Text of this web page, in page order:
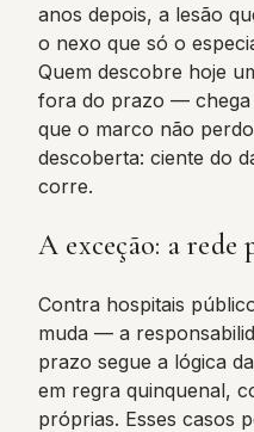
anos depois, a lesão
o nexo que só o
Quem descobre hoje
fora do prazo — chega
que o marco não
descoberta: ciente do
corre.
A exceção: a rede
Contra hospitais
muda — a
prazo segue a lógica
em regra quinquenal,
próprias. Esses casos